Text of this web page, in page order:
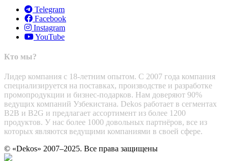
Telegram
Facebook
Instagram
YouTube
Кто мы?
Лидер компания с 18-летним опытом. С 2007 года компания
специализируется на поставках, производстве и разработке
промопродукции и бизнес-подарков. Нам доверяют 90%
ведущих компаний Узбекистана. Dekos работает в сегментах
B2B и B2G и предлагает ассортимент из более 1200
продуктов. У нас более 1000 довольных партнёров, все из
которых являются ведущими компаниями в своей сфере.
© «Dekos» 2007–2025. Все права защищены